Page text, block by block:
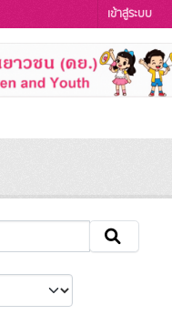
เข้าสู่ระบบ